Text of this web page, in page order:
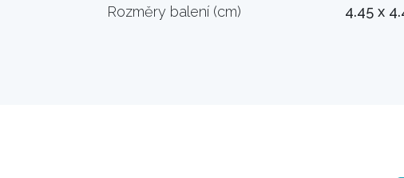
Rozměry balení (cm) 4.45 x